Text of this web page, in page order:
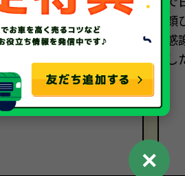
げさまで、売却に関
において大満足です。
うございました。
し
✕